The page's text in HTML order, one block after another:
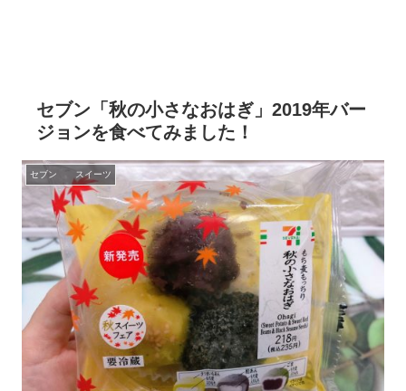
セブン「秋の小さなおはぎ」2019年バー
ジョンを食べてみました！
セブン スイーツ